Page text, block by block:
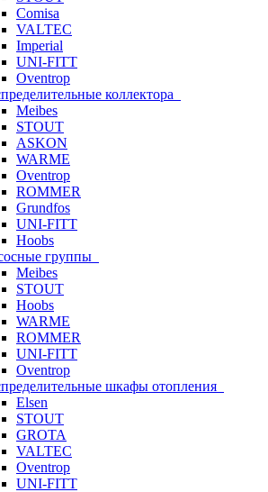
Comisa
VALTEC
Imperial
UNI-FITT
Oventrop
коллектора
Meibes
STOUT
ASKON
WARME
Oventrop
ROMMER
Grundfos
UNI-FITT
Hoobs
группы
Meibes
STOUT
Hoobs
WARME
ROMMER
UNI-FITT
Oventrop
шкафы отопления
Elsen
STOUT
GROTA
VALTEC
Oventrop
UNI-FITT